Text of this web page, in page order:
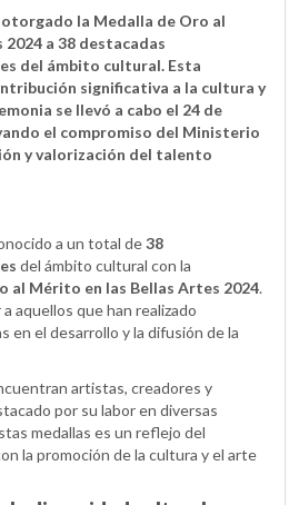
otorgado la Medalla de Oro al
a 38 destacadas
del ámbito cultural. Esta
significativa a la cultura y
se llevó a cabo el 24 de
el compromiso del Ministerio
y valorización del talento
a un total de38
del ámbito cultural con la
al Mérito en las Bellas Artes 2024.
aquellos que han realizado
en el desarrollo y la difusión de la
artistas, creadores y
por su labor en diversas
medallas es un reflejo del
la promoción de la cultura y el arte